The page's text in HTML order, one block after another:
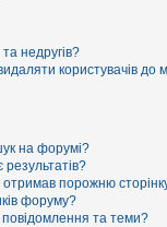
недругів?
користувачів до
на форумі?
отримав порожню
форуму?
повідомлення та теми?